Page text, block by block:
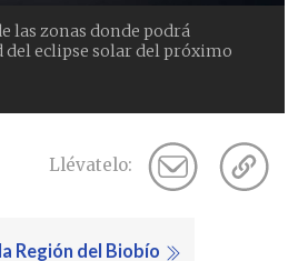
las zonas donde podrá
eclipse solar del próximo
Llévatelo:
Región del Biobío